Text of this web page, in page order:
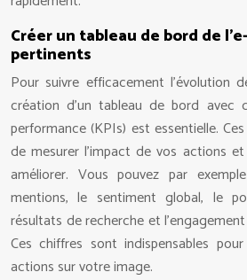
Créer un tableau de bord de
pertinents
Pour suivre efficacement l’évolution
création d’un tableau de bord avec
performance (KPIs) est essentielle.
de mesurer l’impact de vos actions
améliorer. Vous pouvez par
mentions, le sentiment global, le
résultats de recherche et
Ces chiffres sont indispensables
actions sur votre image.